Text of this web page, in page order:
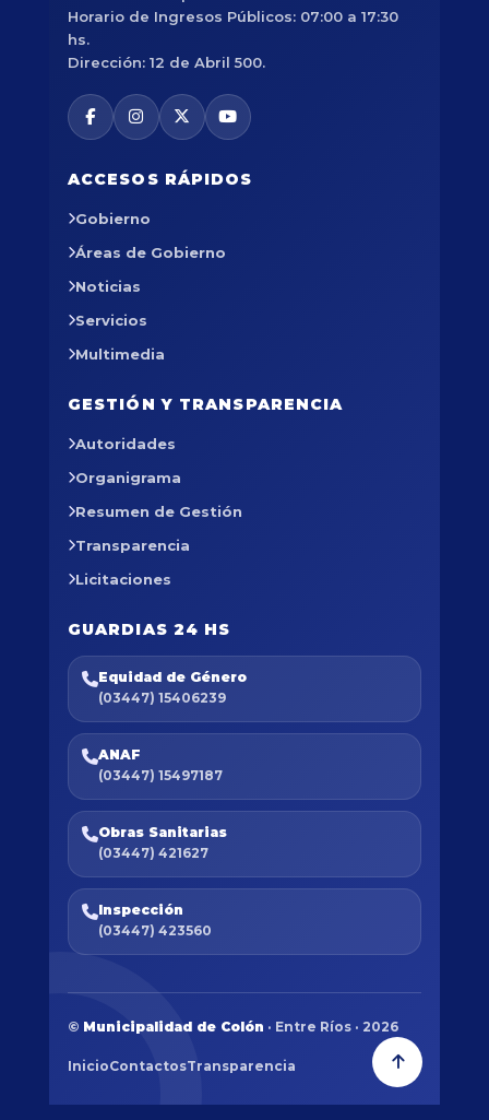
Horario de Ingresos Públicos: 07:00 a 17:30
hs.
Dirección: 12 de Abril 500.
ACCESOS RÁPIDOS
Gobierno
Áreas de Gobierno
Noticias
Servicios
Multimedia
GESTIÓN Y TRANSPARENCIA
Autoridades
Organigrama
Resumen de Gestión
Transparencia
Licitaciones
GUARDIAS 24 HS
Equidad de Género
(03447) 15406239
ANAF
(03447) 15497187
Obras Sanitarias
(03447) 421627
Inspección
(03447) 423560
© Municipalidad de Colón · Entre Ríos · 2026
InicioContactosTransparencia